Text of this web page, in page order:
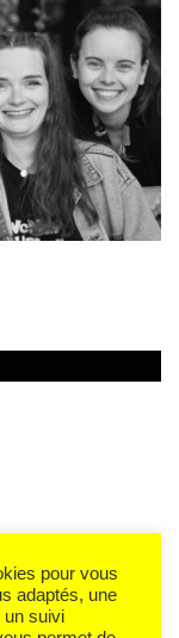
pour vous
adaptés, une
un suivi